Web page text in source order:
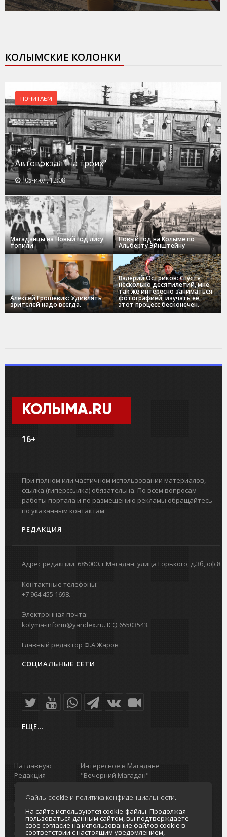
КОЛЫМСКИЕ КОЛОНКИ
ПОЧИТАЕМ
Автовокзал "на троих"
05-июл, 12:08
Магаданцы на Новый год лису
топили
Новый год на Колыме по
Альберту Эйнштейну
Алексей Грошевик: Удивлять
зрителей надо всегда.
Валерий Остриков: Спустя
несколько десятилетий, мне
так же интересно заниматься
фотографией, изучать ее,
этот процесс бесконечен.
КОЛЫМА.RU
16+
При полном или частичном использовании материалов,
ссылка (гиперссылка) обязательна. По всем вопросам
работы портала и по размещению рекламы обращайтесь
по указанным контактам
РЕДАКЦИЯ
Адрес редакции: 685000. г.Магадан. улица Горького, д.3б, оф.8
Контактные телефоны:
+7 964 455 1698.
Электронная почта:
kolyma-inform@yandex.ru. ICQ 65503543.
Главный редактор Ф.А.Жаров
СОЦИАЛЬНЫЕ СЕТИ
ЕЩЕ...
На главную
Редакция
портала
О проекте
Реклама на
портале
Отзывы и
предложения
Интересное в Магадане
"Вечерний Магадан"
Городская доска объявлений
Реклама
Главный туристический портал
Колымы
Политика в отношении обработки
персональных данных
Файлы cookie и политика конфиденциальности.
На сайте используются cookie-файлы. Продолжая
пользоваться данным сайтом, вы подтверждаете
свое согласие на использование файлов cookie в
соответствии с настоящим уведомлением,